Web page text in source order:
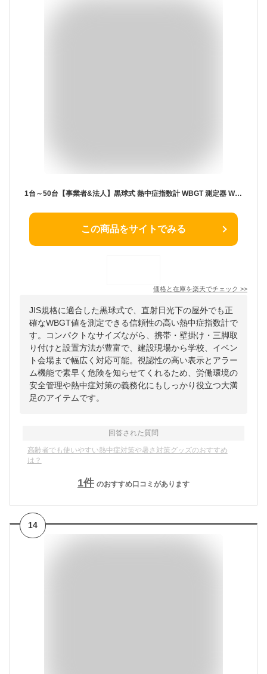
1台～50台【事業者&法人】黒球式 熱中症指数計 WBGT 測定器 WBGT計 携帯 壁掛け 熱中症計 熱中症 指数計測器 アラーム 黒球式熱中症指数計 三脚 温湿度計 小型 幼稚園 熱中症対策 熱中症対策グッズ 長時間 時計 温度計 子供 大人 高齢者 屋内 屋外 現場 KO392 JIS 企業義務化
この商品をサイトでみる
価格と在庫を楽天でチェック >>
JIS規格に適合した黒球式で、直射日光下の屋外でも正
確なWBGT値を測定できる信頼性の高い熱中症指数計で
す。コンパクトなサイズながら、携帯・壁掛け・三脚取
り付けと設置方法が豊富で、建設現場から学校、イベン
ト会場まで幅広く対応可能。視認性の高い表示とアラー
ム機能で素早く危険を知らせてくれるため、労働環境の
安全管理や熱中症対策の義務化にもしっかり役立つ大満
足のアイテムです。
回答された質問
高齢者でも使いやすい熱中症対策や暑さ対策グッズのおすすめ
は？
1件 のおすすめ口コミがあります
14